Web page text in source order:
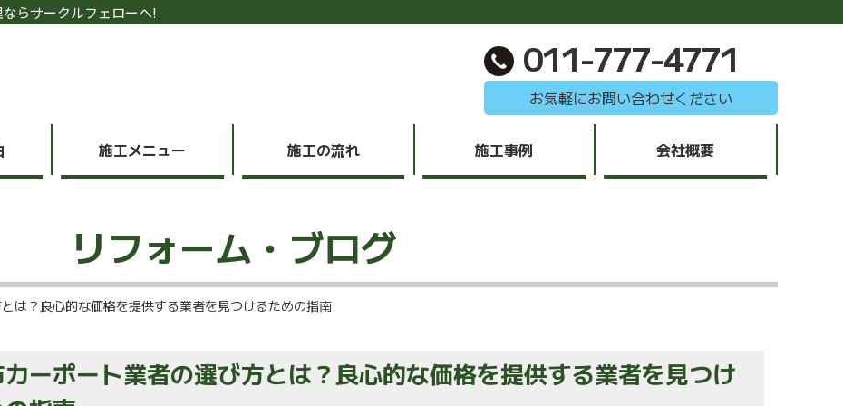
らサークルフェローへ!
011-777-4771
お気軽にお問い合わせください
施工メニュー 施工の流れ 施工事例 会社概要
リフォーム・ブログ
は？良心的な価格を提供する業者を見つけるための指南
ーポート業者の選び方とは？良心的な価格を提供する業者を見つけ